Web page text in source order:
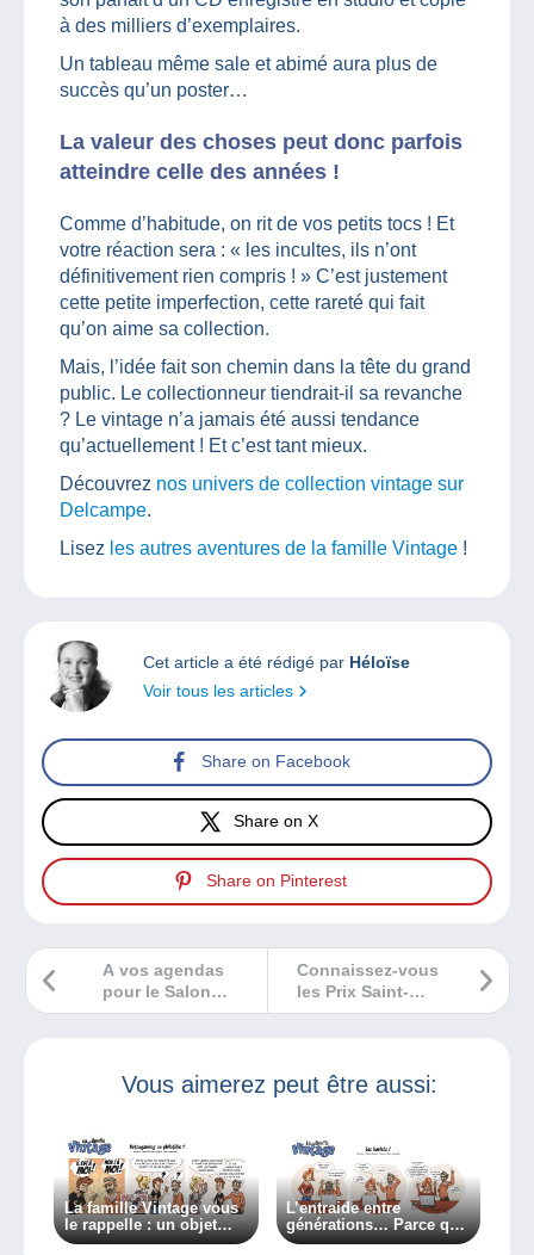
à des milliers d’exemplaires.
Un tableau même sale et abimé aura plus de
succès qu’un poster…
La valeur des choses peut donc parfois
atteindre celle des années !
Comme d’habitude, on rit de vos petits tocs ! Et
votre réaction sera : « les incultes, ils n’ont
définitivement rien compris ! » C’est justement
cette petite imperfection, cette rareté qui fait
qu’on aime sa collection.
Mais, l’idée fait son chemin dans la tête du grand
public. Le collectionneur tiendrait-il sa revanche
? Le vintage n’a jamais été aussi tendance
qu’actuellement ! Et c’est tant mieux.
Découvrez nos univers de collection vintage sur
Delcampe.
Lisez les autres aventures de la famille Vintage !
Cet article a été rédigé par Héloïse
Voir tous les articles
Share on Facebook
Share on X
Share on Pinterest
Connaissez-vous
les Prix Saint-
Michel de la bande
A vos agendas
pour le Salon
International du
Vous aimerez peut être aussi:
La famille Vintage vous
le rappelle : un objet
peut appartenir à
L’entraide entre
générations… Parce que
tout le monde a quelque